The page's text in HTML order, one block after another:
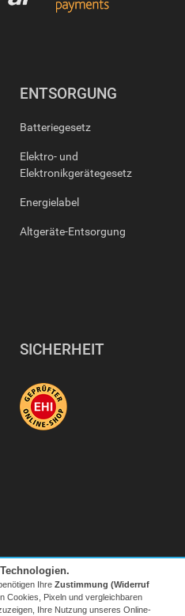
ENTSORGUNG
Batteriegesetz
Elektro- und
Elektronikgerätegesetz
Energielabel
Altgeräte-Entsorgung
SICHERHEIT
Ihre Zustimmung (Widerruf
Cookies, Pixeln und vergleichbaren
Ihre Nutzung unseres Online-